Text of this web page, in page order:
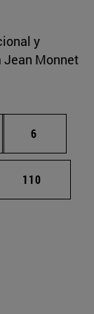
y
Jean Monnet
intermedias
Página
6
intermedias
Página
110